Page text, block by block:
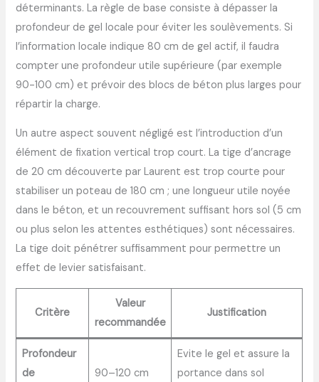
déterminants. La règle de base consiste à dépasser la
profondeur de gel locale pour éviter les soulèvements. Si
l’information locale indique 80 cm de gel actif, il faudra
compter une profondeur utile supérieure (par exemple
90-100 cm) et prévoir des blocs de béton plus larges pour
répartir la charge.
Un autre aspect souvent négligé est l’introduction d’un
élément de fixation vertical trop court. La tige d’ancrage
de 20 cm découverte par Laurent est trop courte pour
stabiliser un poteau de 180 cm ; une longueur utile noyée
dans le béton, et un recouvrement suffisant hors sol (5 cm
ou plus selon les attentes esthétiques) sont nécessaires.
La tige doit pénétrer suffisamment pour permettre un
effet de levier satisfaisant.
Critère
Valeur
recommandée
Justification
Profondeur
de
90–120 cm
Evite le gel et assure la
portance dans sol